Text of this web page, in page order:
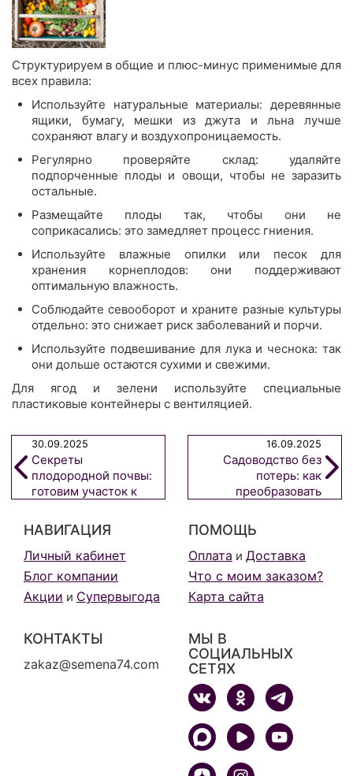
Структурируем в общие и плюс-минус применимые для
всех правила:
Используйте натуральные материалы: деревянные
ящики, бумагу, мешки из джута и льна лучше
сохраняют влагу и воздухопроницаемость.
Регулярно проверяйте склад: удаляйте
подпорченные плоды и овощи, чтобы не заразить
остальные.
Размещайте плоды так, чтобы они не
соприкасались: это замедляет процесс гниения.
Используйте влажные опилки или песок для
хранения корнеплодов: они поддерживают
оптимальную влажность.
Соблюдайте севооборот и храните разные культуры
отдельно: это снижает риск заболеваний и порчи.
Используйте подвешивание для лука и чеснока: так
они дольше остаются сухими и свежими.
Для ягод и зелени используйте специальные
пластиковые контейнеры с вентиляцией.
30.09.2025
Секреты
плодородной почвы:
готовим участок к
16.09.2025
Садоводство без
потерь: как
преобразовать
пользу для растений
НАВИГАЦИЯ
Личный кабинет
Блог компании
Акции и Супервыгода
ПОМОЩЬ
Оплата и Доставка
Что с моим заказом?
Карта сайта
КОНТАКТЫ
zakaz@semena74.com
МЫ В
СОЦИАЛЬНЫХ
СЕТЯХ